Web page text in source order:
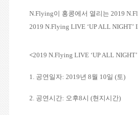
N.Flying이 홍콩에서 열리는 2019
2019 N.Flying LIVE ‘UP ALL NIGHT’
<2019 N.Flying LIVE ‘UP ALL
1. 공연일자: 2019년 8월 10일 (토)
2. 공연시간: 오후8시 (현지시간)